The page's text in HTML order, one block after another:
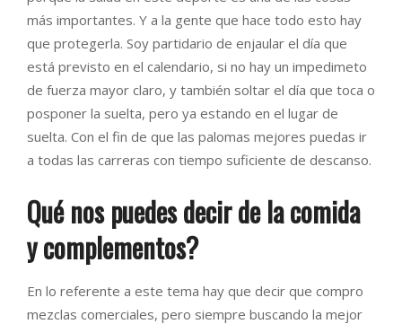
más importantes. Y a la gente que hace todo esto hay
que protegerla. Soy partidario de enjaular el día que
está previsto en el calendario, si no hay un impedimeto
de fuerza mayor claro, y también soltar el día que toca o
posponer la suelta, pero ya estando en el lugar de
suelta. Con el fin de que las palomas mejores puedas ir
a todas las carreras con tiempo suficiente de descanso.
Qué nos puedes decir de la comida
y complementos?
En lo referente a este tema hay que decir que compro
mezclas comerciales, pero siempre buscando la mejor